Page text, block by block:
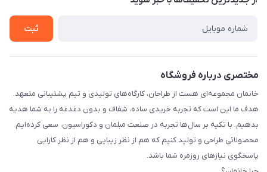
راهنما
ثبت
مختصری درباره فروشگاه
خانمان مجموعه‌ای هست از طراحان، کارگاه‌های تولیدی و تیم پشتیبانی متعهد.
هدف ما این است که تجربه خریدی ساده، شفاف و بدون دغدغه را به شما هدیه
بدهیم. با تکیه بر سال‌ها تجربه در صنعت مبلمان و دکوراسیون، سعی کرده‌ایم
محصولاتی طراحی و تولید کنیم که هم از نظر زیبایی و هم از نظر کارایی
پاسخگوی نیازهای روزمره شما باشد.